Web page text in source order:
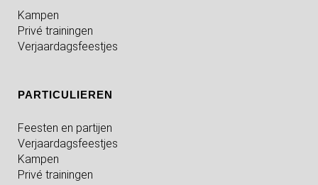
Kampen
Privé trainingen
Verjaardagsfeestjes
PARTICULIEREN
Feesten en partijen
Verjaardagsfeestjes
Kampen
Privé trainingen